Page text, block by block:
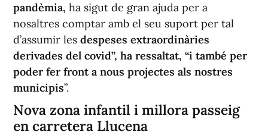
pandèmia, ha sigut de gran ajuda per a
nosaltres comptar amb el seu suport per tal
d’assumir les despeses extraordinàries
derivades del covid”, ha ressaltat, “i també per
poder fer front a nous projectes als nostres
municipis”.
Nova zona infantil i millora passeig
en carretera Llucena